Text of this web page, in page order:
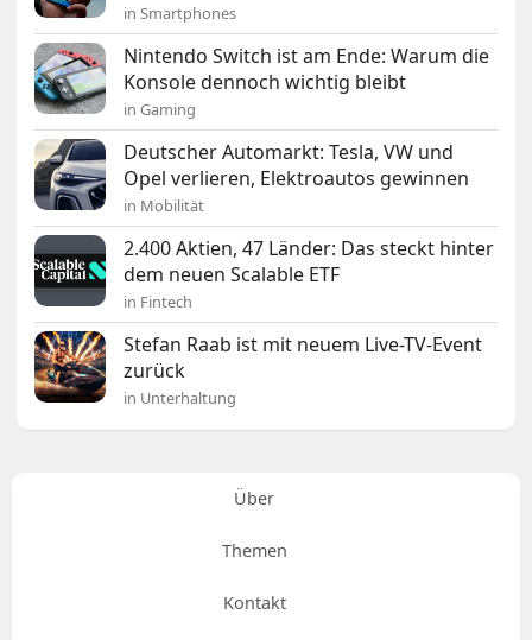
in Smartphones
Nintendo Switch ist am Ende: Warum die
Konsole dennoch wichtig bleibt
in Gaming
Deutscher Automarkt: Tesla, VW und
Opel verlieren, Elektroautos gewinnen
in Mobilität
2.400 Aktien, 47 Länder: Das steckt hinter
dem neuen Scalable ETF
in Fintech
Stefan Raab ist mit neuem Live-TV-Event
zurück
in Unterhaltung
Über
Themen
Kontakt